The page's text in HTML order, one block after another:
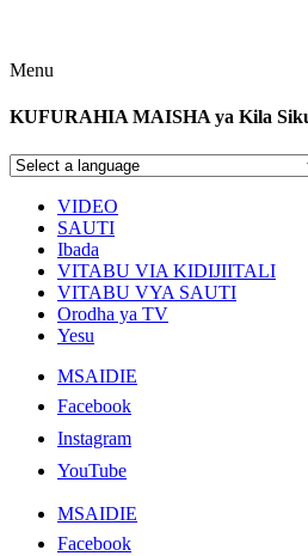
Menu
KUFURAHIA MAISHA ya Kila
VIDEO
SAUTI
Ibada
VITABU VIA KIDIJIITALI
VITABU VYA SAUTI
Orodha ya TV
Yesu
MSAIDIE
Facebook
Instagram
YouTube
MSAIDIE
Facebook